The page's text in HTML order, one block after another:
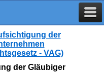
der
- VAG)
der Gläubiger